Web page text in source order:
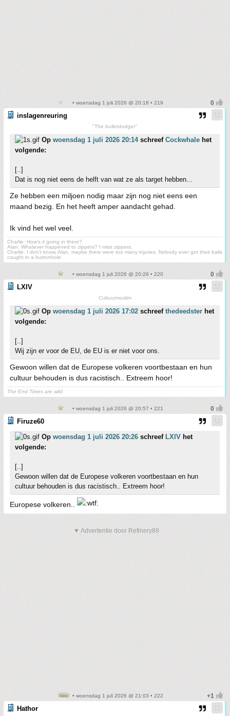
• woensdag 1 juli 2026 @ 20:18 • 219
inslagenreuring
"The bulletdodger"
Op woensdag 1 juli 2026 20:14schreef Cockwhale het
volgende:
[..]
Dat is nog niet eens de helft van wat ze als target hebben...
Ze hebben een miljoen nodig maar zijn nog niet eens een
maand bezig. En het heeft amper aandacht gehad.
Ik vind het wel veel.
Charlie: How's it going in there?
Alan: Whatever happened to zippers? I miss zippers.
Charlie: I don't know, Alan, maybe there were too many injuries. Nobody ever got their balls
caught in a buttonhole
• woensdag 1 juli 2026 @ 20:26 • 220
LXIV
Cultuurmoslim
Op woensdag 1 juli 2026 17:02 schreef thedeedster het
volgende:
[..]
Wij zijn er voor de EU, de EU is er niet voor ons.
Gewoon willen dat de Europese volkeren voortbestaan en hun
cultuur behouden is dus racistisch.. Extreem hoor!
The End Times are wild
• woensdag 1 juli 2026 @ 20:57 • 221
Firuze60
Op woensdag 1 juli 2026 20:26 schreef LXIV het
volgende:
[..]
Gewoon willen dat de Europese volkeren voortbestaan en hun
cultuur behouden is dus racistisch.. Extreem hoor!
Europese volkeren..
▼ Advertentie door Refinery89
• woensdag 1 juli 2026 @ 21:03 • 222
Hathor